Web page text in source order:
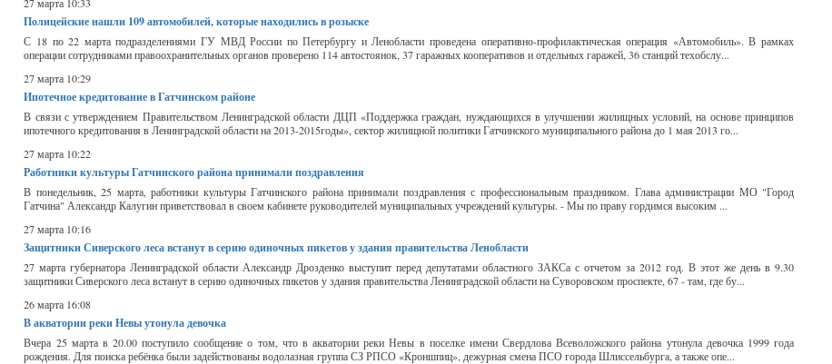
Полицейские нашли 109 автомобилей, которые находились в розыске
С 18 по 22 марта подразделениями ГУ МВД России по Петербургу и Ленобласти проведена оперативно-профилактическая операция «Автомобиль». В рамках
операции сотрудниками правоохранительных органов проверено 114 автостоянок, 37 гаражных кооперативов и отдельных гаражей, 36 станций техобслу...
27 марта 10:29
Ипотечное кредитование в Гатчинском районе
В связи с утверждением Правительством Ленинградской области ДЦП «Поддержка граждан, нуждающихся в улучшении жилищных условий, на основе принципов
ипотечного кредитования в Ленинградской области на 2013-2015годы», сектор жилищной политики Гатчинского муниципального района до 1 мая 2013 го...
27 марта 10:22
Работники культуры Гатчинского района принимали поздравления
В понедельник, 25 марта, работники культуры Гатчинского района принимали поздравления с профессиональным праздником. Глава администрации МО "Город
Гатчина" Александр Калугин приветствовал в своем кабинете руководителей муниципальных учреждений культуры. - Мы по праву гордимся высоким ...
27 марта 10:16
Защитники Сиверского леса встанут в серию одиночных пикетов у здания правительства Ленобласти
27 марта губернатора Ленинградской области Александр Дрозденко выступит перед депутатами областного ЗАКСа с отчетом за 2012 год. В этот же день в 9.30
защитники Сиверского леса встанут в серию одиночных пикетов у здания правительства Ленинградской области на Суворовском проспекте, 67 - там, где бу...
26 марта 16:08
В акватории реки Невы утонула девочка
Вчера 25 марта в 20.00 поступило сообщение о том, что в акватории реки Невы в поселке имени Свердлова Всеволожского района утонула девочка 1999 года
рождения. Для поиска ребёнка были задействованы водолазная группа СЗ РПСО «Кроншпиц», дежурная смена ПСО города Шлиссельбурга, а также опе...